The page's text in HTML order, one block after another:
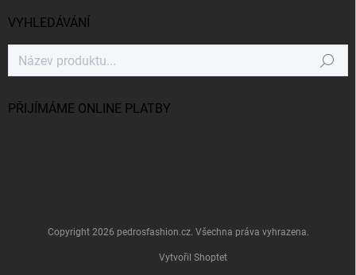
VYHLEDÁVÁNÍ
Hledat
PŘIJÍMÁME ONLINE PLATBY
Vytvořil Shoptet
Copyright 2026 pedrosfashion.cz. Všechna práva vyhrazena.